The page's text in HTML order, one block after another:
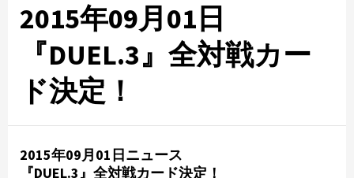
2015年09月01日
『DUEL.3』全対戦カー
ド決定！
2015年09月01日ニュース
『DUEL.3』全対戦カード決定！